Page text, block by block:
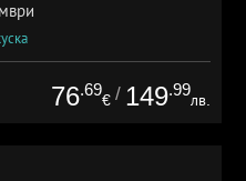
76.69
€ / 149.99
лв.